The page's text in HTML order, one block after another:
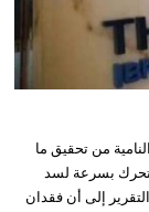
من تحقيق ما
بسرعة لسد
إلى أن فقدان